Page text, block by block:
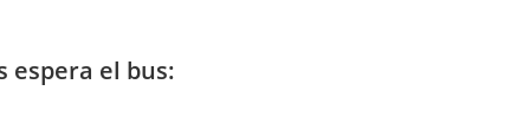
espera el bus: